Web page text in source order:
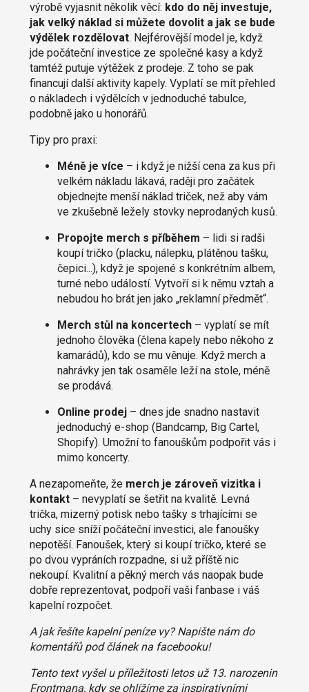
výrobě vyjasnit několik věcí: kdo do něj investuje,
jak velký náklad si můžete dovolit a jak se bude
výdělek rozdělovat. Nejférovější model je, když
jde počáteční investice ze společné kasy a když
tamtéž putuje výtěžek z prodeje. Z toho se pak
financují další aktivity kapely. Vyplatí se mít přehled
o nákladech i výdělcích v jednoduché tabulce,
podobně jako u honorářů.
Tipy pro praxi:
Méně je více – i když je nižší cena za kus při
velkém nákladu lákavá, raději pro začátek
objednejte menší náklad triček, než aby vám
ve zkušebně ležely stovky neprodaných kusů.
Propojte merch s příběhem – lidi si radši
koupí tričko (placku, nálepku, plátěnou tašku,
čepici...), když je spojené s konkrétním albem,
turné nebo událostí. Vytvoří si k němu vztah a
nebudou ho brát jen jako „reklamní předmět“.
Merch stůl na koncertech– vyplatí se mít
jednoho člověka (člena kapely nebo někoho z
kamarádů), kdo se mu věnuje. Když merch a
nahrávky jen tak osaměle leží na stole, méně
se prodává.
Online prodej– dnes jde snadno nastavit
jednoduchý e-shop (Bandcamp, Big Cartel,
Shopify). Umožní to fanouškům podpořit vás i
mimo koncerty.
A nezapomeňte, že merch je zároveň vizitka i
kontakt– nevyplatí se šetřit na kvalitě. Levná
trička, mizerný potisk nebo tašky s trhajícími se
uchy sice sníží počáteční investici, ale fanoušky
nepotěší. Fanoušek, který si koupí tričko, které se
po dvou vypráních rozpadne, si už příště nic
nekoupí. Kvalitní a pěkný merch vás naopak bude
dobře reprezentovat, podpoří vaši fanbase i váš
kapelní rozpočet.
A jak řešíte kapelní peníze vy? Napište nám do
komentářů pod článek na facebooku!
Tento text vyšel u příležitosti letos už 13. narozenin
Frontmana, kdy se ohlížíme za inspirativními